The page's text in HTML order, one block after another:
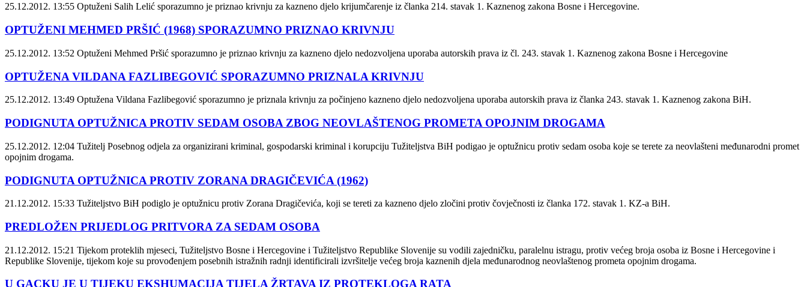
25.12.2012. 13:55 Optuženi Salih Lelić sporazumno je priznao krivnju za kazneno djelo krijumčarenje iz članka 214. stavak 1. Kaznenog zakona Bosne i Hercegovine.
OPTUŽENI MEHMED PRŠIĆ (1968) SPORAZUMNO PRIZNAO KRIVNJU
25.12.2012. 13:52 Optuženi Mehmed Pršić sporazumno je priznao krivnju za kazneno djelo nedozvoljena uporaba autorskih prava iz čl. 243. stavak 1. Kaznenog zakona Bosne i Hercegovine
OPTUŽENA VILDANA FAZLIBEGOVIĆ SPORAZUMNO PRIZNALA KRIVNJU
25.12.2012. 13:49 Optužena Vildana Fazlibegović sporazumno je priznala krivnju za počinjeno kazneno djelo nedozvoljena uporaba autorskih prava iz članka 243. stavak 1. Kaznenog zakona BiH.
PODIGNUTA OPTUŽNICA PROTIV SEDAM OSOBA ZBOG NEOVLAŠTENOG PROMETA OPOJNIM DROGAMA
25.12.2012. 12:04 Tužitelj Posebnog odjela za organizirani kriminal, gospodarski kriminal i korupciju Tužiteljstva BiH podigao je optužnicu protiv sedam osoba koje se terete za neovlašteni međunarodni promet
opojnim drogama.
PODIGNUTA OPTUŽNICA PROTIV ZORANA DRAGIČEVIĆA (1962)
21.12.2012. 15:33 Tužiteljstvo BiH podiglo je optužnicu protiv Zorana Dragičevića, koji se tereti za kazneno djelo zločini protiv čovječnosti iz članka 172. stavak 1. KZ-a BiH.
PREDLOŽEN PRIJEDLOG PRITVORA ZA SEDAM OSOBA
21.12.2012. 15:21 Tijekom proteklih mjeseci, Tužiteljstvo Bosne i Hercegovine i Tužiteljstvo Republike Slovenije su vodili zajedničku, paralelnu istragu, protiv većeg broja osoba iz Bosne i Hercegovine i
Republike Slovenije, tijekom koje su provođenjem posebnih istražnih radnji identificirali izvršitelje većeg broja kaznenih djela međunarodnog neovlaštenog prometa opojnim drogama.
U GACKU JE U TIJEKU EKSHUMACIJA TIJELA ŽRTAVA IZ PROTEKLOGA RATA